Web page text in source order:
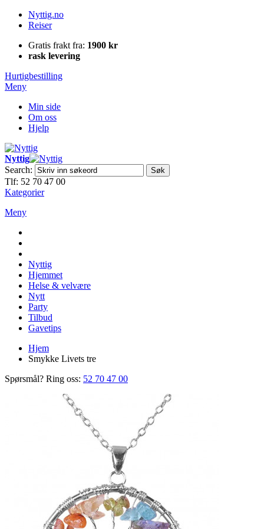
Nyttig.no
Reiser
Gratis frakt fra: 1900 kr
rask levering
Hurtigbestilling
Meny
Min side
Om oss
Hjelp
Nyttig
Search:
Søk
Tlf: 52 70 47 00
Kategorier
Meny
Nyttig
Hjemmet
Helse & velvære
Nytt
Party
Tilbud
Gavetips
Hjem
Smykke Livets tre
Spørsmål? Ring oss: 52 70 47 00